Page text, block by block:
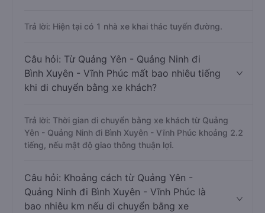
Trả lời: Hiện tại có 1 nhà xe khai thác tuyến đường.
Câu hỏi: Từ Quảng Yên - Quảng Ninh đi
Bình Xuyên - Vĩnh Phúc mất bao nhiêu tiếng
khi di chuyển bằng xe khách?
Trả lời: Thời gian di chuyển bằng xe khách từ Quảng
Yên - Quảng Ninh đi Bình Xuyên - Vĩnh Phúc khoảng 2.2
tiếng, nếu mật độ giao thông thuận lợi.
Câu hỏi: Khoảng cách từ Quảng Yên -
Quảng Ninh đi Bình Xuyên - Vĩnh Phúc là
bao nhiêu km nếu di chuyển bằng xe